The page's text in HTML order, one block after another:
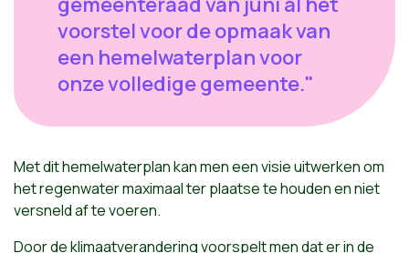
voorstel voor de opmaak van
een hemelwaterplan voor
onze volledige gemeente."
Met dit hemelwaterplan kan men een visie uitwerken om
het regenwater maximaal ter plaatse te houden en niet
versneld af te voeren.
Door de klimaatverandering voorspelt men dat er in de